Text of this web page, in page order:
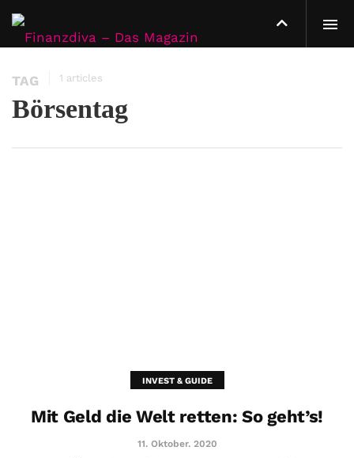
TAG 1 articles
Börsentag
INVEST & GUIDE
Mit Geld die Welt retten: So geht’s!
11. Oktober. 2020